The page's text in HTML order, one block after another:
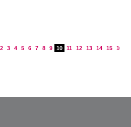
2 3 4 5 6 7 8 9 10 11 12 13 14 15 16